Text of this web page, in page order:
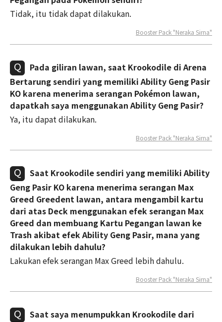
Tidak, itu tidak dapat dilakukan.
Booster Pack "Neraka Sirna"
Pada giliran lawan, saat Krookodile di Arena
Bertarung sendiri yang memiliki Ability Geng Pasir
KO karena menerima serangan Pokémon lawan,
dapatkah saya menggunakan Ability Geng Pasir?
Ya, itu dapat dilakukan.
Booster Pack "Neraka Sirna"
Saat Krookodile sendiri yang memiliki Ability
Geng Pasir KO karena menerima serangan Max
Greed Greedent lawan, antara mengambil kartu
dari atas Deck menggunakan efek serangan Max
Greed dan membuang Kartu Pegangan lawan ke
Trash akibat efek Ability Geng Pasir, mana yang
dilakukan lebih dahulu?
Lakukan efek serangan Max Greed lebih dahulu.
Booster Pack "Neraka Sirna"
Saat saya menumpukkan Krookodile dari